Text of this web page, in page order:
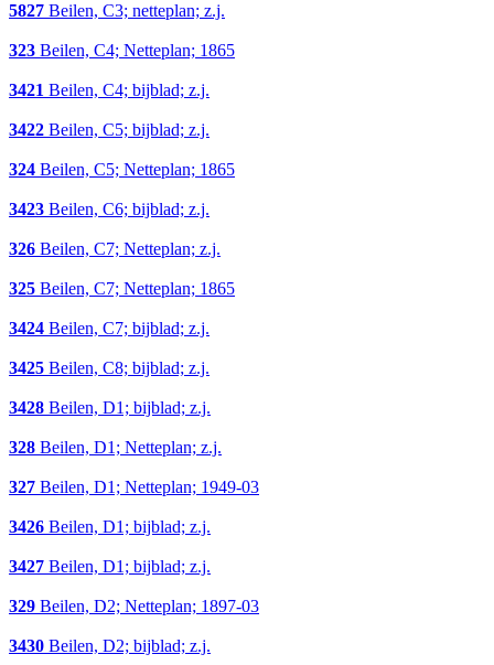
5827 Beilen, C3; netteplan; z.j.
323 Beilen, C4; Netteplan; 1865
3421 Beilen, C4; bijblad; z.j.
3422 Beilen, C5; bijblad; z.j.
324 Beilen, C5; Netteplan; 1865
3423 Beilen, C6; bijblad; z.j.
326 Beilen, C7; Netteplan; z.j.
325 Beilen, C7; Netteplan; 1865
3424 Beilen, C7; bijblad; z.j.
3425 Beilen, C8; bijblad; z.j.
3428 Beilen, D1; bijblad; z.j.
328 Beilen, D1; Netteplan; z.j.
327 Beilen, D1; Netteplan; 1949-03
3426 Beilen, D1; bijblad; z.j.
3427 Beilen, D1; bijblad; z.j.
329 Beilen, D2; Netteplan; 1897-03
3430 Beilen, D2; bijblad; z.j.